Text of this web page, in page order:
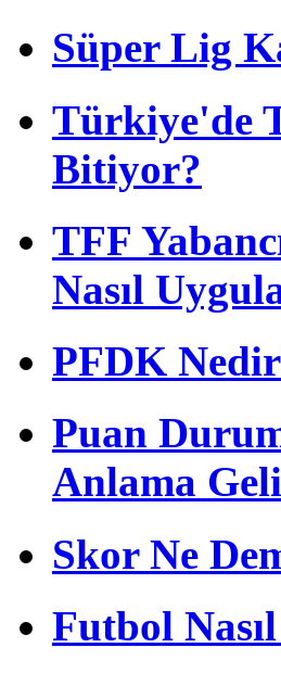
Süper Lig
Türkiye'de
Bitiyor?
TFF
Nasıl
PFDK
Puan
Anlama
Skor Ne
Futbol